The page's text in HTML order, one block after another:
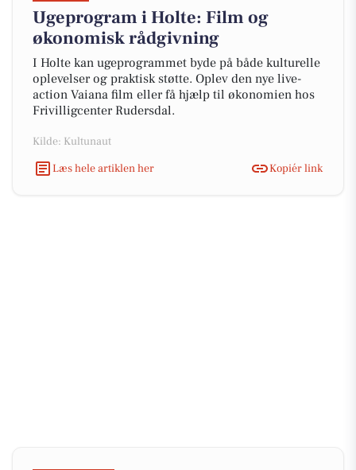
Ugeprogram i Holte: Film og
økonomisk rådgivning
I Holte kan ugeprogrammet byde på både kulturelle
oplevelser og praktisk støtte. Oplev den nye live-
action Vaiana film eller få hjælp til økonomien hos
Frivilligcenter Rudersdal.
Kilde: Kultunaut
Læs hele artiklen her
Kopiér link